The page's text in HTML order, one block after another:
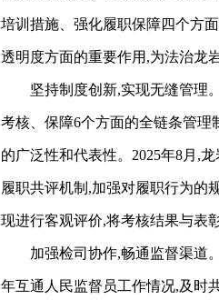
培训措施、强化履职保障四个方
透明度方面的重要作用,为法治龙
坚持制度创新,实现无缝管理。
考核、保障6个方面的全链条管
的广泛性和代表性。2025年8月,
履职共评机制,加强对履职行为的
现进行客观评价,将考核结果与表
加强检司协作,畅通监督渠道。
年互通人民监督员工作情况,及时